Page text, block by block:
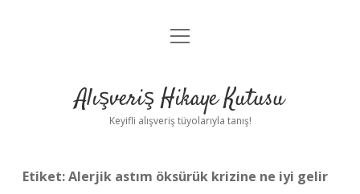
Anasayfa
Yasal Uyarı
menüyü
Alışveriş Hikaye Kutusu
Keyifli alışveriş tüyolarıyla tanış!
Etiket:Alerjik astım öksürük krizine ne iyi gelir